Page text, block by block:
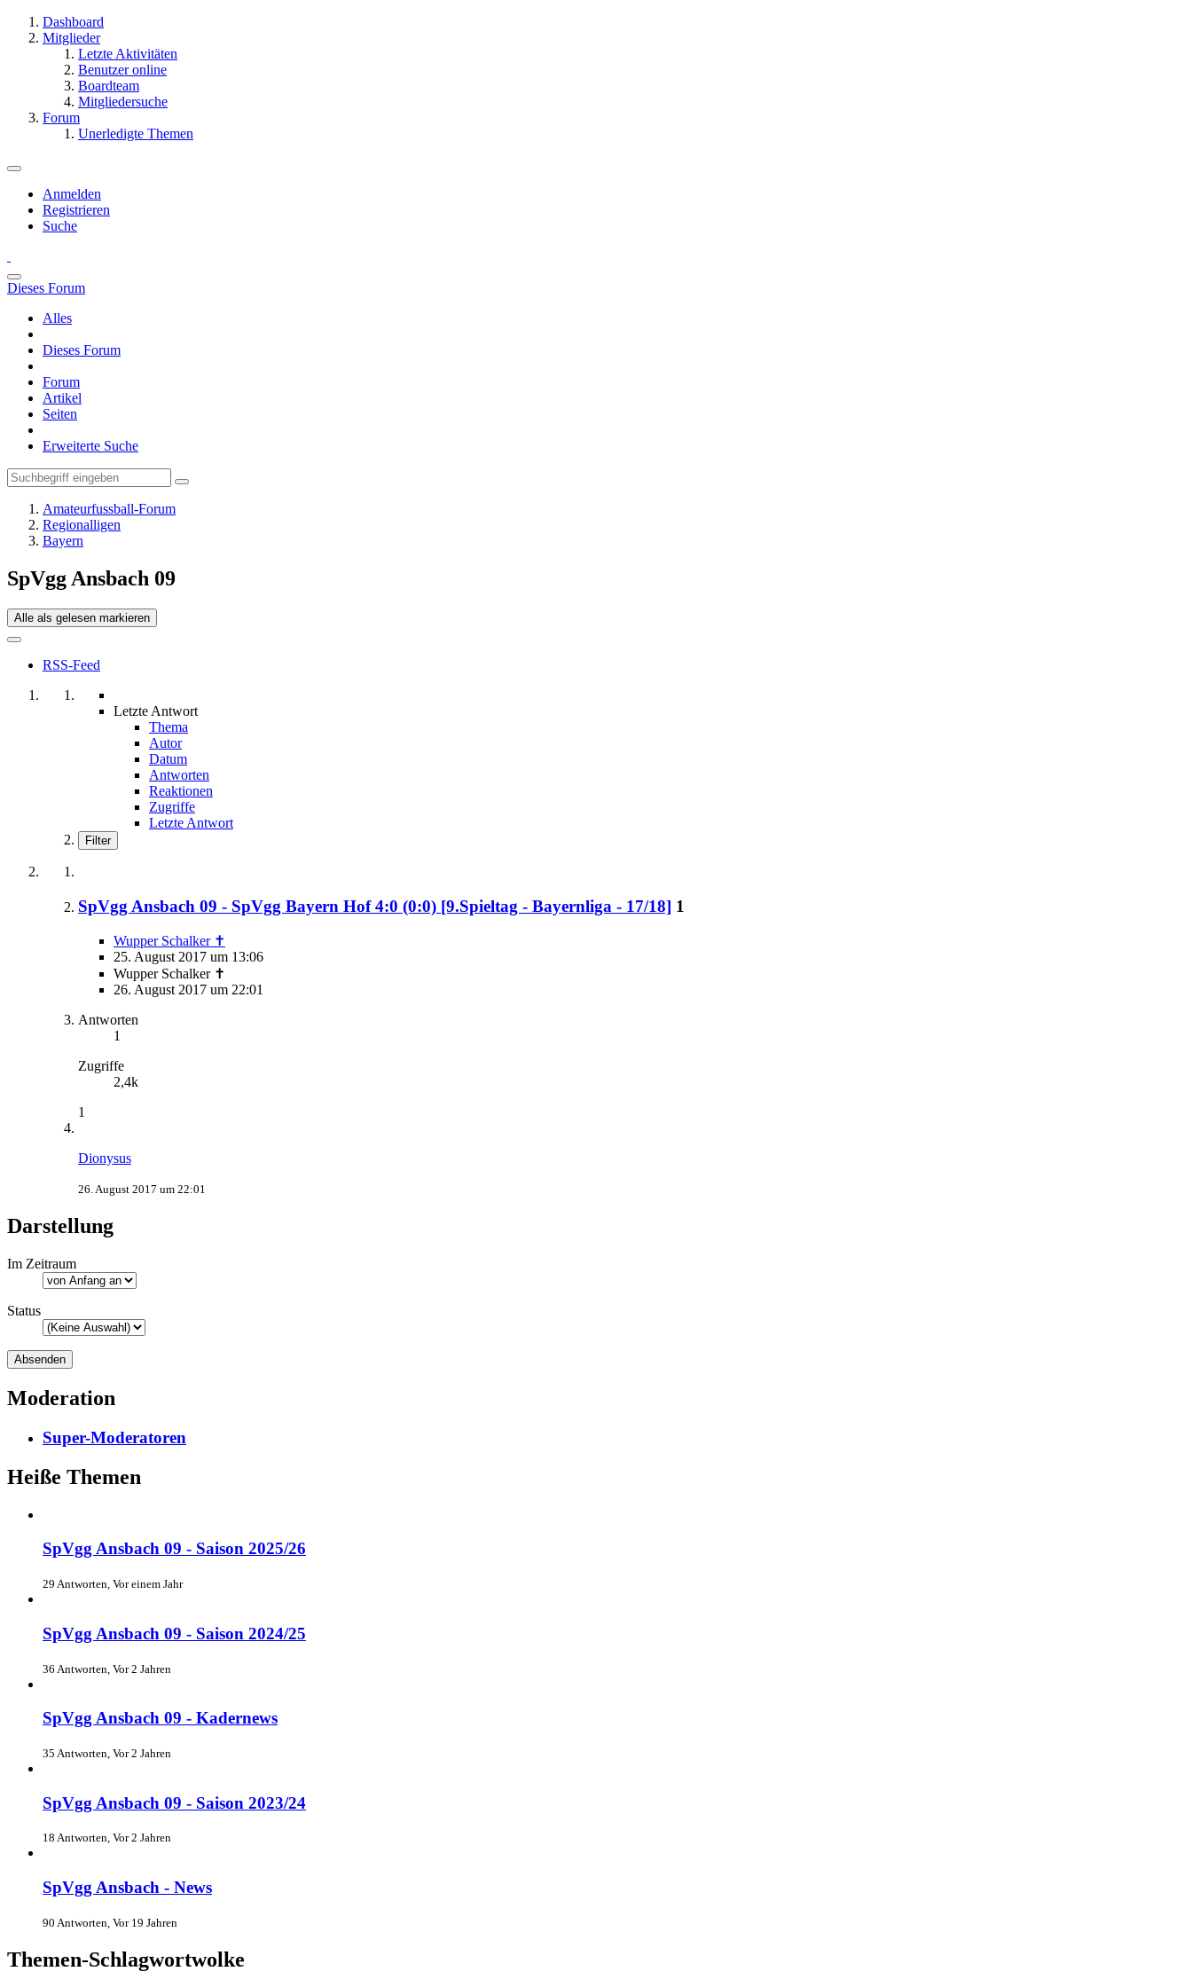
Dashboard
Mitglieder
Letzte Aktivitäten
Benutzer online
Boardteam
Mitgliedersuche
Forum
Unerledigte Themen
Anmelden
Registrieren
Suche
Dieses Forum
Alles
Dieses Forum
Forum
Artikel
Seiten
Erweiterte Suche
Amateurfussball-Forum
Regionalligen
Bayern
SpVgg Ansbach 09
Alle als gelesen markieren
RSS-Feed
Letzte Antwort
Thema
Autor
Datum
Antworten
Reaktionen
Zugriffe
Letzte Antwort
Filter
SpVgg Ansbach 09 - SpVgg Bayern Hof 4:0 (0:0) [9.Spieltag - Bayernliga - 17/18] 1
Wupper Schalker ✝
25. August 2017 um 13:06
Wupper Schalker ✝
26. August 2017 um 22:01
Antworten
1
Zugriffe
2,4k
1
Dionysus
26. August 2017 um 22:01
Darstellung
Im Zeitraum
Status
Moderation
Super-Moderatoren
Heiße Themen
SpVgg Ansbach 09 - Saison 2025/26
29 Antworten, Vor einem Jahr
SpVgg Ansbach 09 - Saison 2024/25
36 Antworten, Vor 2 Jahren
SpVgg Ansbach 09 - Kadernews
35 Antworten, Vor 2 Jahren
SpVgg Ansbach 09 - Saison 2023/24
18 Antworten, Vor 2 Jahren
SpVgg Ansbach - News
90 Antworten, Vor 19 Jahren
Themen-Schlagwortwolke